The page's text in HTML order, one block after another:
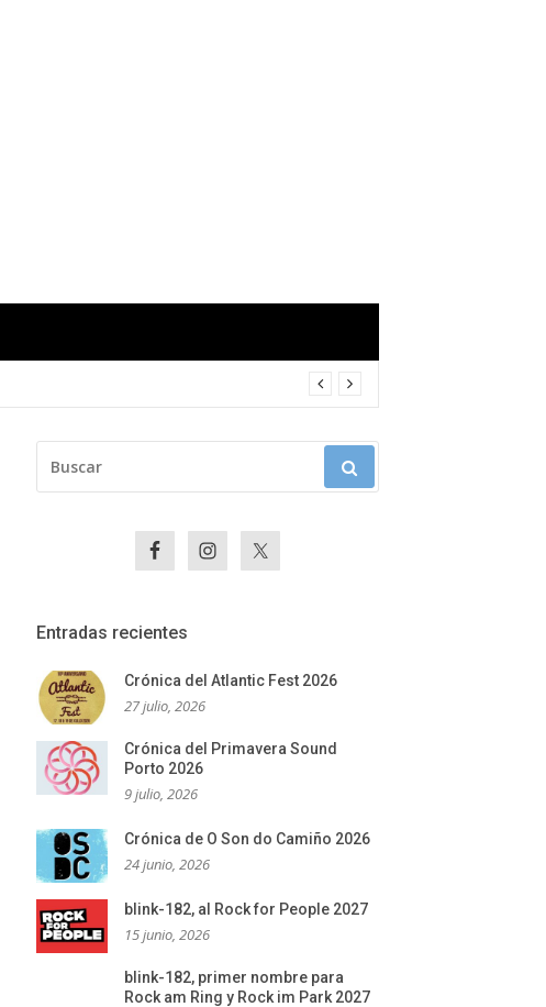
Entradas recientes
Crónica del Atlantic Fest 2026
27 julio, 2026
Crónica del Primavera Sound
Porto 2026
9 julio, 2026
Crónica de O Son do Camiño 2026
24 junio, 2026
blink-182, al Rock for People 2027
15 junio, 2026
blink-182, primer nombre para
Rock am Ring y Rock im Park 2027